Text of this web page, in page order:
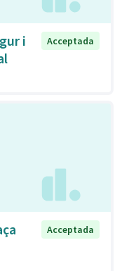
i
Acceptada
Acceptada